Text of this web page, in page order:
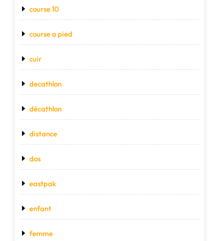
course 10
course a pied
cuir
decathlon
décathlon
distance
dos
eastpak
enfant
femme